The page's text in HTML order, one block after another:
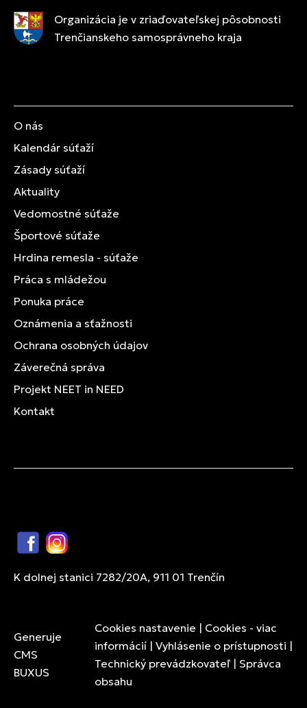
Organizácia je v zriaďovateľskej pôsobnosti
Trenčianskeho samosprávneho kraja
O nás
Kalendár súťaží
Zásady súťaží
Aktuality
Vedomostné súťaže
Športové súťaže
Hrdina remesla - súťaže
Práca s mládežou
Ponuka práce
Oznámenia a sťažnosti
Ochrana osobných údajov
Záverečná správa
Projekt NEET in NEED
Kontakt
FacebookInstagram
K dolnej stanici 7282/20A, 911 01 Trenčín
Generuje
CMS
BUXUS
Cookies nastavenie | Cookies - viac
informácií | Vyhlásenie o prístupnosti |
Technický prevádzkovateľ | Správca
obsahu